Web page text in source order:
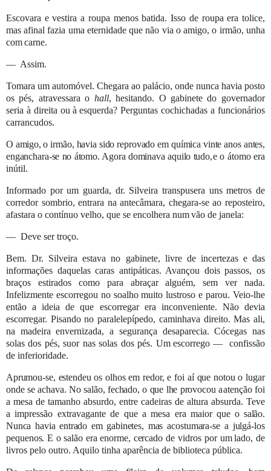
Escovara e vestira a roupa menos batida. Isso de roupa era tolice,
mas afinal fazia uma eternidade que não via o amigo, o irmão, unha
comcarne.
— Assim.
Tomara um automóvel. Chegara ao palácio, onde nunca havia posto
os pés, atravessara o hall, hesitando. O gabinete do governador
seria à direita ou à esquerda? Perguntas cochichadas a funcionários
carrancudos.
O amigo,o irmão, havia sido reprovado em química vinte anos antes,
enganchara-se no átomo. Agora dominava aquilo tudo,e o átomo era
inútil.
Informado por um guarda, dr. Silveira transpusera uns metros de
corredor sombrio, entrara na antecâmara, chegara-se ao reposteiro,
afastara o contínuo velho, que se encolhera numvão de janela:
— Deve ser troço.
Bem. Dr. Silveira estava no gabinete, livre de incertezas e das
informações daquelas caras antipáticas. Avançou dois passos, os
braços estirados como para abraçar alguém, sem ver nada.
Infelizmente escorregou no soalho muito lustroso e parou. Veio-lhe
então a ideia de que escorregar era inconveniente. Não devia
escorregar. Pisando no paralelepípedo, caminhava direito. Mas ali,
na madeira envernizada, a segurança desaparecia. Cócegas nas
solas dos pés, suor nas solas dos pés. Um escorrego —
confissão
de inferioridade.
Aprumou-se, estendeu os olhos em redor, e foi aí que notou olugar
onde se achava. No salão, fechado, o que lhe provocou aatenção foi
a mesa de tamanho absurdo, entre cadeiras de altura absurda. Teve
a impressão extravagante de que a mesa era maior que o salão.
Nunca havia entrado em gabinetes, mas acostumara-se a julgá-los
pequenos. E o salão era enorme, cercado de vidros por um lado, de
livros pelo outro. Aquilo tinha aparência de biblioteca pública.